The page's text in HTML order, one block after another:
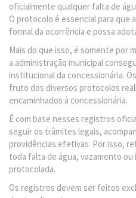
oficialmente qualquer falta de
O protocolo é essencial para que
formal da ocorrência e possa
Mais do que isso, é somente por
a administração municipal
institucional da concessionária.
fruto dos diversos protocolos
encaminhados à concessionária.
É com base nesses registros
seguir os trâmites legais,
providências efetivas. Por isso,
toda falta de água, vazamento
protocolada.
Os registros devem ser feitos